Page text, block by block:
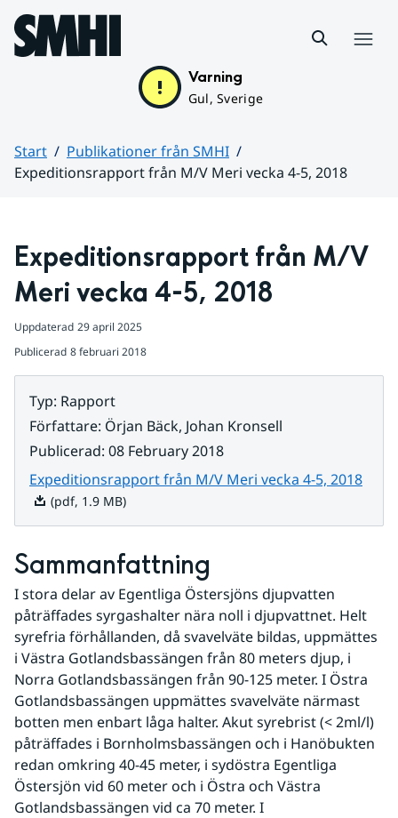
Hoppa till sidans innehåll
Varning
Gul, Sverige
Start
Publikationer från SMHI
Expeditionsrapport från M/V Meri vecka 4-5, 2018
Expeditionsrapport från M/V
Meri vecka 4-5, 2018
Uppdaterad 29 april 2025
Publicerad 8 februari 2018
Typ: Rapport
Författare: Örjan Bäck, Johan Kronsell
Publicerad: 08 February 2018
Expeditionsrapport från M/V Meri vecka 4-5, 2018Pdf,
(pdf, 1.9 MB)
Sammanfattning
I stora delar av Egentliga Östersjöns djupvatten
påträffades syrgashalter nära noll i djupvattnet. Helt
syrefria förhållanden, då svavelväte bildas, uppmättes
i Västra Gotlandsbassängen från 80 meters djup, i
Norra Gotlandsbassängen från 90-125 meter. I Östra
Gotlandsbassängen uppmättes svavelväte närmast
botten men enbart låga halter. Akut syrebrist (< 2ml/l)
påträffades i Bornholmsbassängen och i Hanöbukten
redan omkring 40-45 meter, i sydöstra Egentliga
Östersjön vid 60 meter och i Östra och Västra
Gotlandsbassängen vid ca 70 meter. I